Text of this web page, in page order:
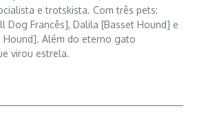
e trotskista. Com três pets:
Dog Francês], Dalila [Basset Hound] e
Hound]. Além do eterno gato
virou estrela.